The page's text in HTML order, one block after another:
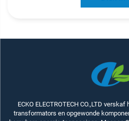
ECKO ELECTROTECH CO.,LTD
transformators en opgewonde